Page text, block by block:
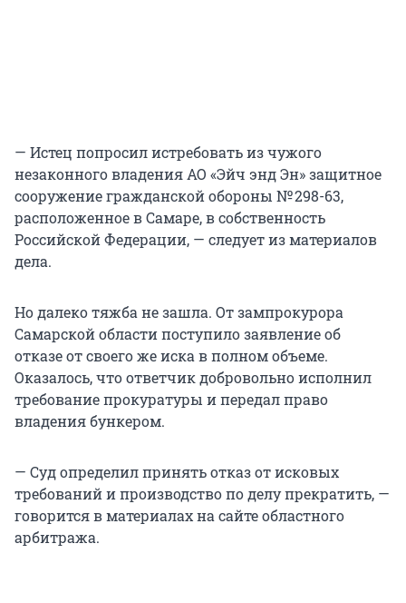
— Истец попросил истребовать из чужого
незаконного владения АО «Эйч энд Эн» защитное
сооружение гражданской обороны № 298-63,
расположенное в Самаре, в собственность
Российской Федерации, — следует из материалов
дела.
Но далеко тяжба не зашла. От зампрокурора
Самарской области поступило заявление об
отказе от своего же иска в полном объеме.
Оказалось, что ответчик добровольно исполнил
требование прокуратуры и передал право
владения бункером.
— Суд определил принять отказ от исковых
требований и производство по делу прекратить, —
говорится в материалах на сайте областного
арбитража.